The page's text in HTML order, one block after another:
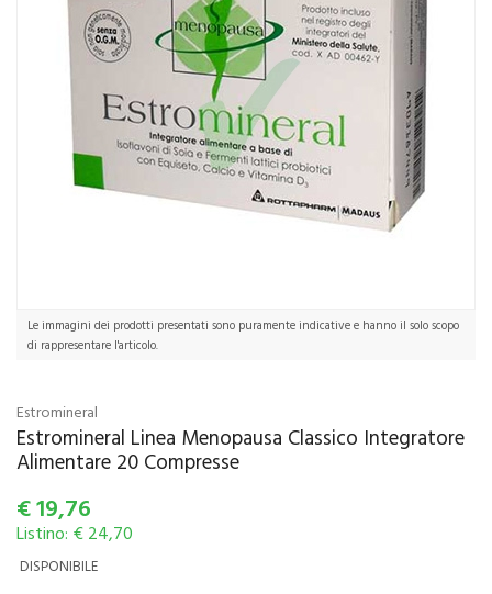
Le immagini dei prodotti presentati sono puramente indicative e hanno il solo scopo
di rappresentare l'articolo.
Estromineral
Estromineral Linea Menopausa Classico Integratore
Alimentare 20 Compresse
€19,76
Listino: € 24,70
DISPONIBILE